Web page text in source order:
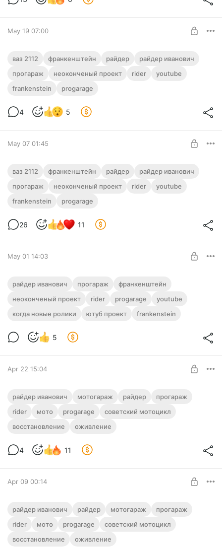
May 19 07:00
Первая фотосессия Франкенштейна.
Январь 2016
Первые фото Франкенштейна сразу же после покупки.
Level required:
Подписчик
ваз 2112 франкенштейн райдер
райдер иванович
прогараж
неоконченый проект rider
youtube
frankenstein
progarage
4 5
May 07 01:45
ВАЗ 2112 Франкенштейн. Неоконченный
проект 2016 года
Эта машина была куплена мной в далеком 2016 году
специально для ютуба.
Level required:
Подписчик
UNLOCK POST
ваз 2112 франкенштейн райдер
райдер иванович
прогараж
неоконченый проект rider
youtube
frankenstein
progarage
26 11
May 01 14:03
Первомай, первомай! Подписонов
поздравляй!
Level required:
Подписчик
райдер иванович прогараж
франкенштейн
неоконченый проект
rider progarage
youtube
когда новые ролики
ютуб проект frankenstein
5
Apr 22 15:04
Немного эксклюзива из МотоГаража
только для подписчиков
Level required:
Подписчик
райдер иванович мотогараж райдер
прогараж
rider
мото progarage
советский мотоцикл
восстановление
оживление
4 11
Apr 09 00:14
МотоГараж. Начало превозмоганий. Это
вам не жигули!
контентмейкеру стало скучно жить и он решил разбавить
Level required:
Подписчик
райдер иванович райдер мотогараж
прогараж
rider
мото progarage
советский мотоцикл
восстановление
оживление